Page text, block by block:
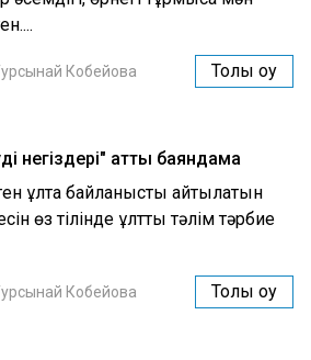
Кобейова Толық оқу
негіздері" атты баяндама
ұлтқа байланысты айтылатын
өз тілінде ұлттық тәлім тәрбие
Кобейова Толық оқу